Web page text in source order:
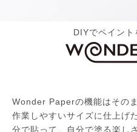
DIYでペイン
Wonder Paperの機能はその
作業しやすいサイズに仕上げ
分で貼って、自分で塗る楽しさ